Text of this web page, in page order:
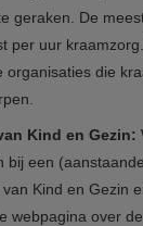
geraken. De
per uur
organisaties die
Kind en Gezin:
bij een
Kind en Gezin
webpagina over